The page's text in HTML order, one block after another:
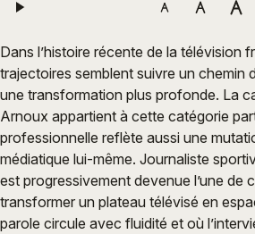
Dans l’histoire récente de la télévision
trajectoires semblent suivre un chemin
une transformation plus profonde. La
Arnoux appartient à cette catégorie
professionnelle reflète aussi une
médiatique lui-même. Journaliste
est progressivement devenue l’une de
transformer un plateau télévisé en
parole circule avec fluidité et où